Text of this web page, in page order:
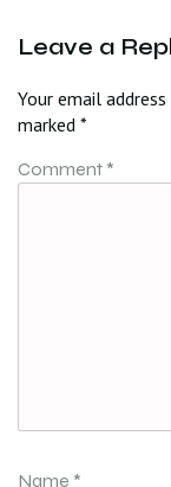
Leave a
Your email
marked *
Comment *
Name *